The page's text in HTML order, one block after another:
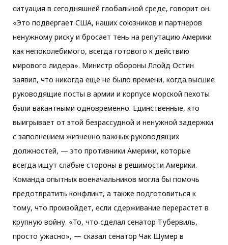
ситуация в сегодняшней глобальной среде, говорит он.
«Это подвергает США, наших союзников и партнеров
ненужному риску и бросает тень на репутацию Америки
как непоколебимого, всегда готового к действию
мирового лидера». Министр обороны Ллойд Остин
заявил, что никогда еще не было времени, когда высшие
руководящие посты в армии и корпусе морской пехоты
были вакантными одновременно. Единственные, кто
выигрывает от этой безрассудной и ненужной задержки
с заполнением жизненно важных руководящих
должностей, — это противники Америки, которые
всегда ищут слабые стороны в решимости Америки.
Команда опытных военачальников могла бы помочь
предотвратить конфликт, а также подготовиться к
тому, что произойдет, если сдерживание перерастет в
крупную войну. «То, что сделал сенатор Тубервиль,
просто ужасно», — сказал сенатор Чак Шумер в